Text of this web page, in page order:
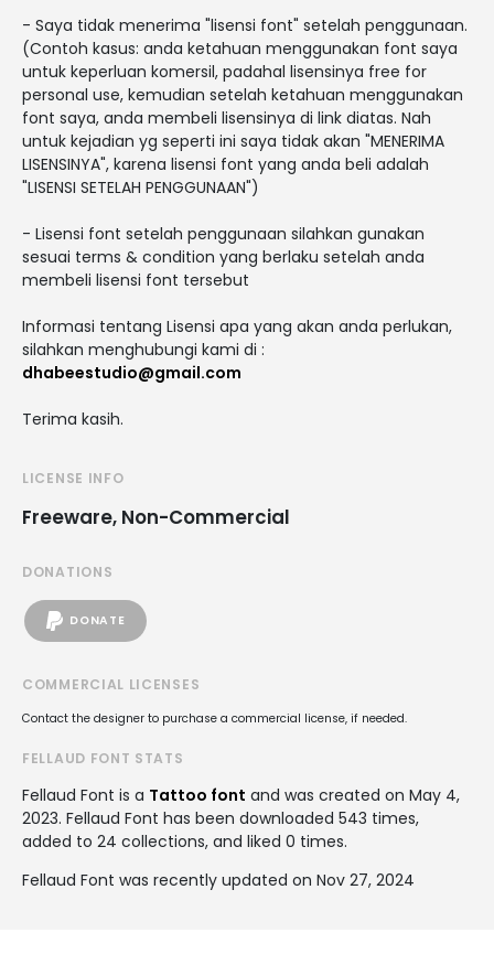
- Saya tidak menerima "lisensi font" setelah penggunaan.
(Contoh kasus: anda ketahuan menggunakan font saya
untuk keperluan komersil, padahal lisensinya free for
personal use, kemudian setelah ketahuan menggunakan
font saya, anda membeli lisensinya di link diatas. Nah
untuk kejadian yg seperti ini saya tidak akan "MENERIMA
LISENSINYA", karena lisensi font yang anda beli adalah
"LISENSI SETELAH PENGGUNAAN")
- Lisensi font setelah penggunaan silahkan gunakan
sesuai terms & condition yang berlaku setelah anda
membeli lisensi font tersebut
Informasi tentang Lisensi apa yang akan anda perlukan,
silahkan menghubungi kami di :
dhabeestudio@gmail.com
Terima kasih.
LICENSE INFO
Freeware, Non-Commercial
DONATIONS
DONATE
COMMERCIAL LICENSES
Contact the designer to purchase a commercial license, if needed.
FELLAUD FONT STATS
Fellaud Font is a Tattoo font and was created on May 4,
2023. Fellaud Font has been downloaded 543 times,
added to 24 collections, and liked 0 times.
Fellaud Font was recently updated on Nov 27, 2024